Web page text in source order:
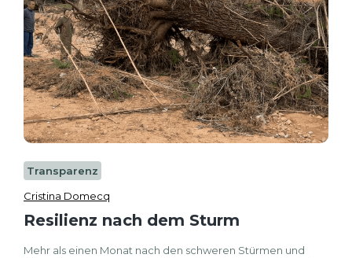
Transparenz
Cristina Domecq
Resilienz nach dem Sturm
Mehr als einen Monat nach den schweren Stürmen und